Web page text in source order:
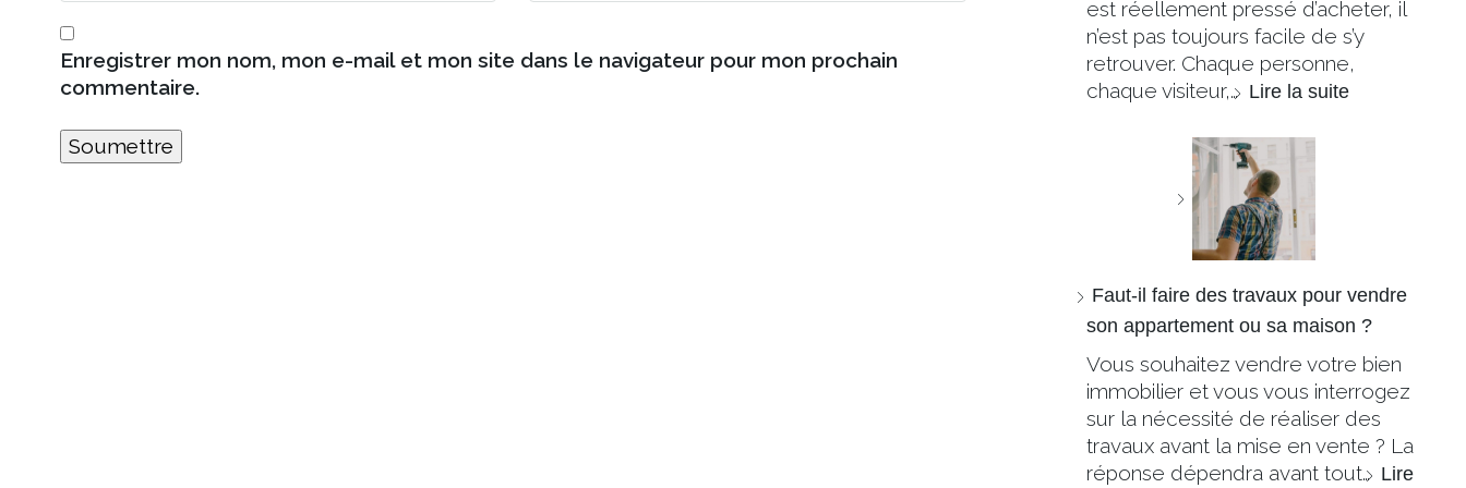
Enregistrer mon nom, mon e-mail et mon site dans le navigateur pour mon prochain
commentaire.
est réellement pressé d’acheter, il
n’est pas toujours facile de s’y
retrouver. Chaque personne,
chaque visiteur,… Lire la suite
Faut-il faire des travaux pour vendre
son appartement ou sa maison ?
Vous souhaitez vendre votre bien
immobilier et vous vous interrogez
sur la nécessité de réaliser des
travaux avant la mise en vente ? La
réponse dépendra avant tout… Lire